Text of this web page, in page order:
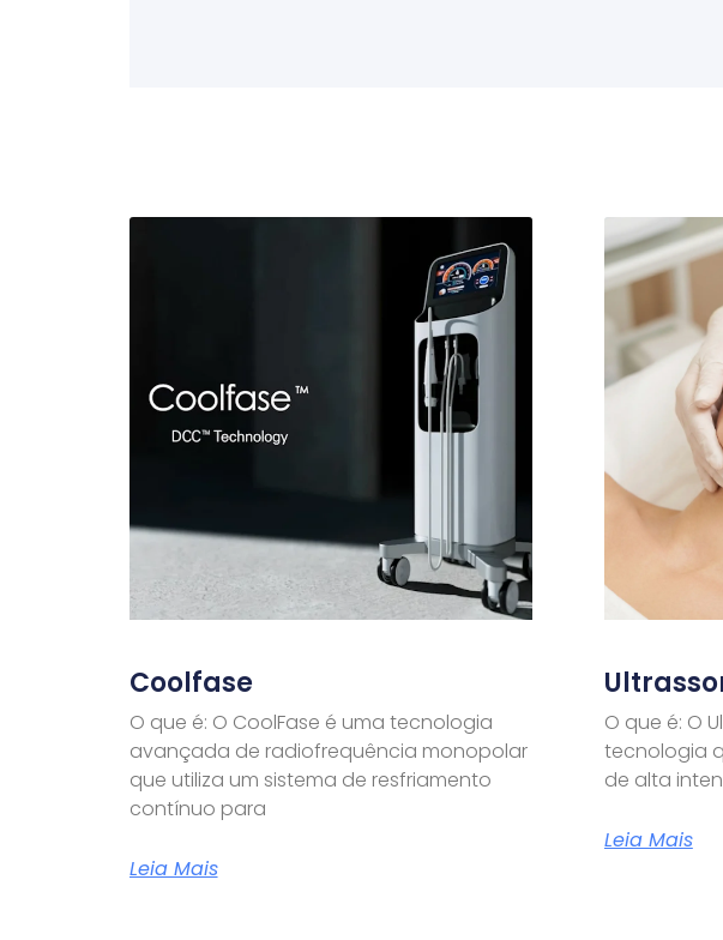
Coolfase
O que é: O CoolFase é uma tecnologia
avançada de radiofrequência monopolar
que utiliza um sistema de resfriamento
contínuo para
Leia Mais
O que é: O
tecnologia
de alta
Leia Mais